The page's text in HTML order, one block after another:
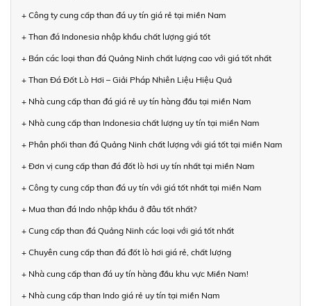
+ Công ty cung cấp than đá uy tín giá rẻ tại miền Nam
+ Than đá Indonesia nhập khẩu chất lượng giá tốt
+ Bán các loại than đá Quảng Ninh chất lượng cao với giá tốt nhất
+ Than Đá Đốt Lò Hơi – Giải Pháp Nhiên Liệu Hiệu Quả
+ Nhà cung cấp than đá giá rẻ uy tín hàng đầu tại miền Nam
+ Nhà cung cấp than Indonesia chất lượng uy tín tại miền Nam
+ Phân phối than đá Quảng Ninh chất lượng với giá tốt tại miền Nam
+ Đơn vị cung cấp than đá đốt lò hơi uy tín nhất tại miền Nam
+ Công ty cung cấp than đá uy tín với giá tốt nhất tại miền Nam
+ Mua than đá Indo nhập khẩu ở đâu tốt nhất?
+ Cung cấp than đá Quảng Ninh các loại với giá tốt nhất
+ Chuyên cung cấp than đá đốt lò hơi giá rẻ, chất lượng
+ Nhà cung cấp than đá uy tín hàng đầu khu vực Miền Nam!
+ Nhà cung cấp than Indo giá rẻ uy tín tại miền Nam